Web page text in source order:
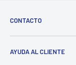
CONTACTO
Cll 10 19a 20,
AYUDA AL CLIENTE